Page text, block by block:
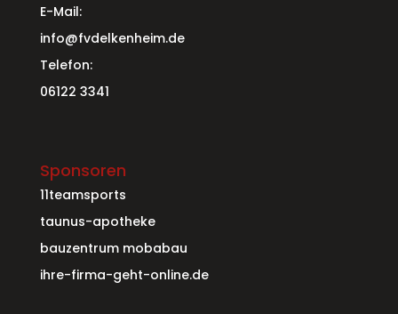
E-Mail:
info@fvdelkenheim.de
Telefon:
06122 3341
Sponsoren
11teamsports
taunus-apotheke
bauzentrum mobabau
ihre-firma-geht-online.de